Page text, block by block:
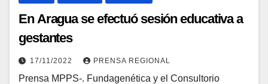
En Aragua se efectuó sesión educativa a
gestantes
17/11/2022 PRENSA REGIONAL
Prensa MPPS-. Fundagenética y el Consultorio